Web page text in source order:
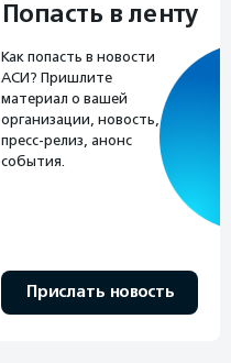
Попасть в ленту
Как попасть в новости
АСИ? Пришлите
материал о вашей
организации, новость,
пресс-релиз, анонс
события.
Прислать новость